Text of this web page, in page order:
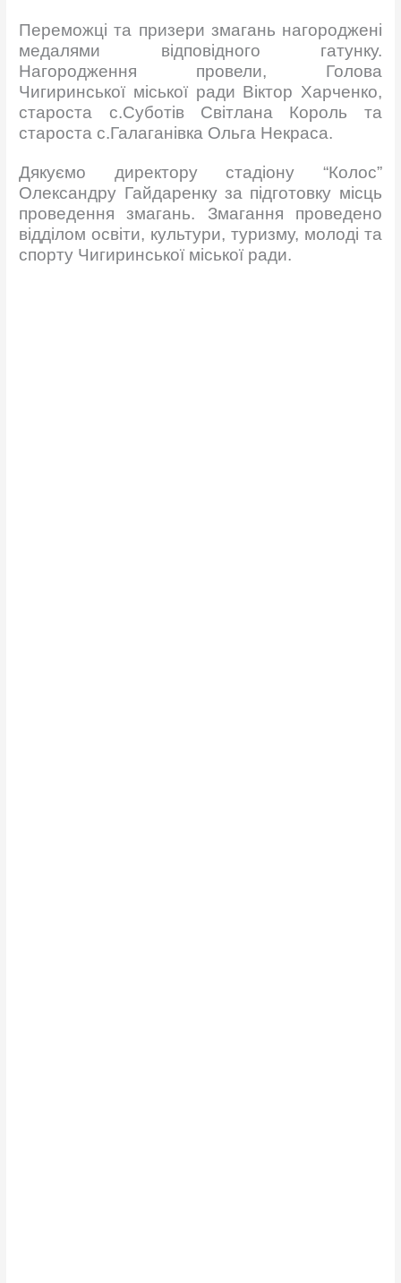
Переможці та призери змагань нагороджені
медалями відповідного гатунку.
Нагородження провели, Голова
Чигиринської міської ради Віктор Харченко,
староста с.Суботів Світлана Король та
староста с.Галаганівка Ольга Некраса.
Дякуємо директору стадіону “Колос”
Олександру Гайдаренку за підготовку місць
проведення змагань. Змагання проведено
відділом освіти, культури, туризму, молоді та
спорту Чигиринської міської ради.